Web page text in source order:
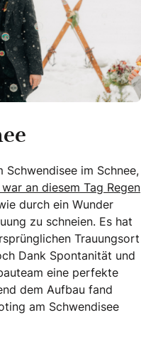
Schwendisee im Schnee,
an diesem Tag Regen
durch ein Wunder
zu schneien. Es hat
Trauungsort
Dank Spontanität und
eine perfekte
dem Aufbau fand
am Schwendisee